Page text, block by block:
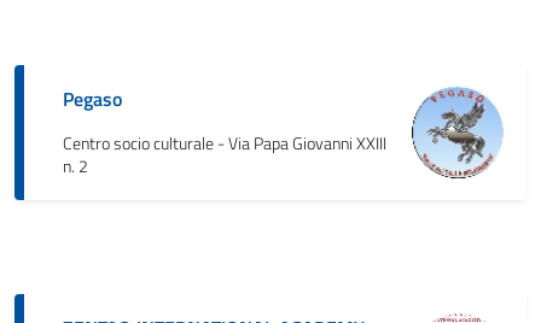
Pegaso
Centro socio culturale - Via Papa Giovanni XXIII
n. 2